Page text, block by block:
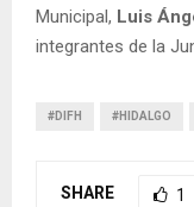
Municipal, Luis
integrantes de la
#DIFH #HIDALGO
SHARE 1